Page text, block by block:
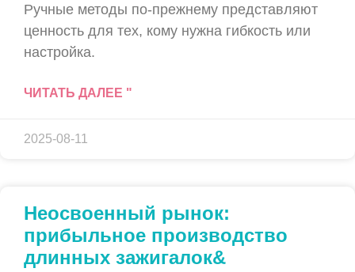
Ручные методы по-прежнему представляют
ценность для тех, кому нужна гибкость или
настройка.
ЧИТАТЬ ДАЛЕЕ "
2025-08-11
Неосвоенный рынок:
прибыльное производство
длинных зажигалок&